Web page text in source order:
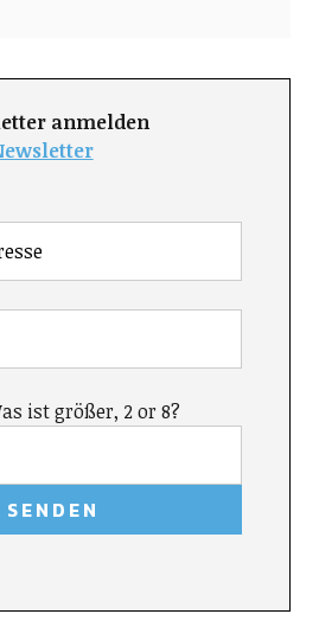
anmelden
ist größer, 2 or 8?